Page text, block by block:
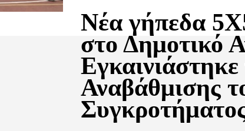
Νέα γήπεδα
στο Δημοτικό
Εγκαινιάστηκε
Αναβάθμισης